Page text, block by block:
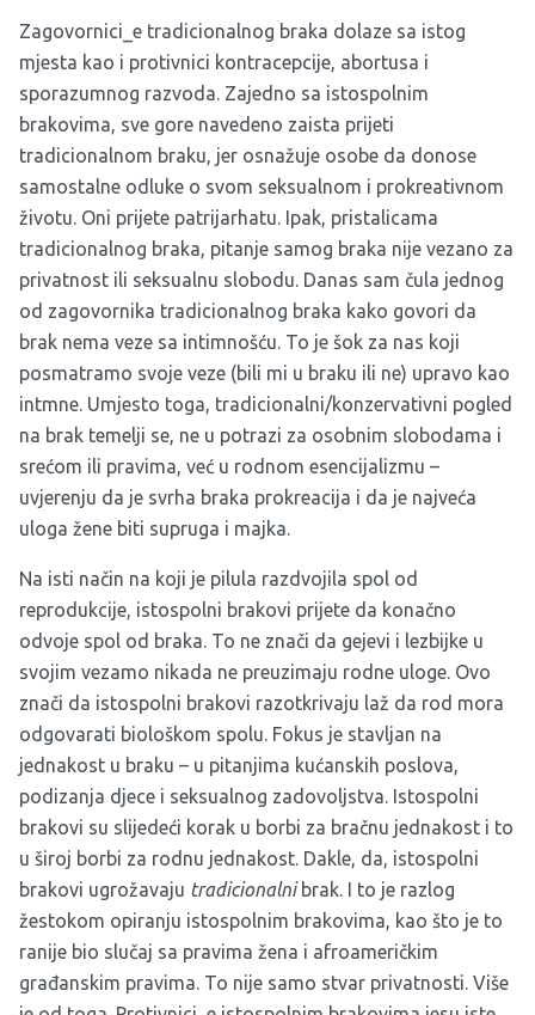
Zagovornici_e tradicionalnog braka dolaze sa istog
mjesta kao i protivnici kontracepcije, abortusa i
sporazumnog razvoda. Zajedno sa istospolnim
brakovima, sve gore navedeno zaista prijeti
tradicionalnom braku, jer osnažuje osobe da donose
samostalne odluke o svom seksualnom i prokreativnom
životu. Oni prijete patrijarhatu. Ipak, pristalicama
tradicionalnog braka, pitanje samog braka nije vezano za
privatnost ili seksualnu slobodu. Danas sam čula jednog
od zagovornika tradicionalnog braka kako govori da
brak nema veze sa intimnošću. To je šok za nas koji
posmatramo svoje veze (bili mi u braku ili ne) upravo kao
intmne. Umjesto toga, tradicionalni/konzervativni pogled
na brak temelji se, ne u potrazi za osobnim slobodama i
srećom ili pravima, već u rodnom esencijalizmu –
uvjerenju da je svrha braka prokreacija i da je najveća
uloga žene biti supruga i majka.
Na isti način na koji je pilula razdvojila spol od
reprodukcije, istospolni brakovi prijete da konačno
odvoje spol od braka. To ne znači da gejevi i lezbijke u
svojim vezamo nikada ne preuzimaju rodne uloge. Ovo
znači da istospolni brakovi razotkrivaju laž da rod mora
odgovarati biološkom spolu. Fokus je stavljan na
jednakost u braku – u pitanjima kućanskih poslova,
podizanja djece i seksualnog zadovoljstva. Istospolni
brakovi su slijedeći korak u borbi za bračnu jednakost i to
u široj borbi za rodnu jednakost. Dakle, da, istospolni
brakovi ugrožavaju tradicionalnibrak. I to je razlog
žestokom opiranju istospolnim brakovima, kao što je to
ranije bio slučaj sa pravima žena i afroameričkim
građanskim pravima. To nije samo stvar privatnosti. Više